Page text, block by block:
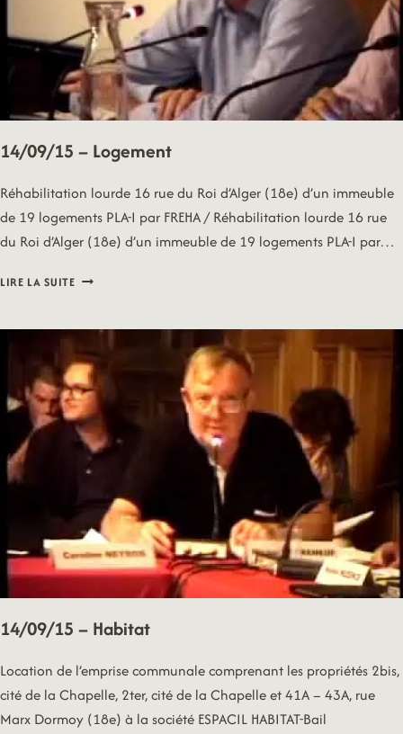
14/09/15 – Logement
Réhabilitation lourde 16 rue du Roi d’Alger (18e) d’un immeuble
de 19 logements PLA-I par FREHA / Réhabilitation lourde 16 rue
du Roi d’Alger (18e) d’un immeuble de 19 logements PLA-I par…
LIRE LA SUITE14/09/15
14/09/15 – Habitat
Location de l’emprise communale comprenant les propriétés 2bis,
cité de la Chapelle, 2ter, cité de la Chapelle et 41A – 43A, rue
Marx Dormoy (18e) à la société ESPACIL HABITAT-Bail